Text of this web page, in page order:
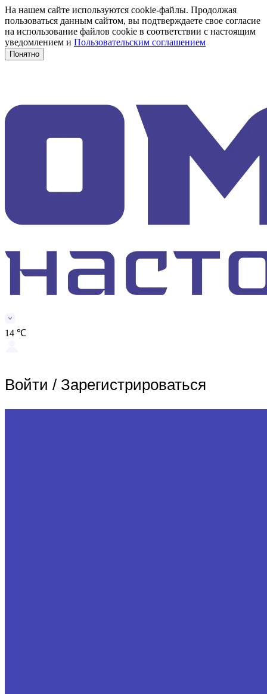
На нашем сайте используются cookie-файлы. Продолжая
пользоваться данным сайтом, вы подтверждаете свое согласие
на использование файлов cookie в соответствии с настоящим
уведомлением и Пользовательским соглашением
Понятно
14 ℃
Войти / Зарегистрироваться